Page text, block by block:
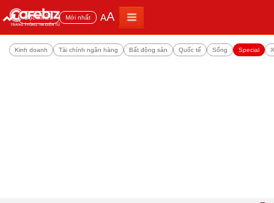
Đọc nhiều Mới nhất AA
Kinh doanh Tài chính ngân hàng Bất động sản Quốc tế Sống Special